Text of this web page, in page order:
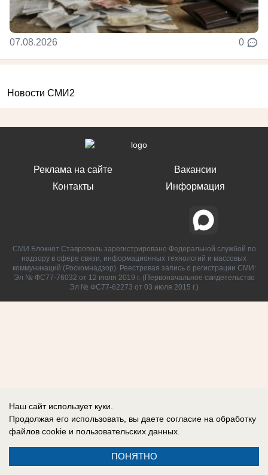
07.08.2026 0
Новости СМИ2
Реклама на сайте
Контакты
Вакансии
Информация
СМИ Блокнот Ставрополь зарегистрировано Федеральной службой по
надзору в сфере связи, информационных технологий и массовых
коммуникаций (Роскомнадзор). Реестровая запись о регистрации СМИ:
Эл № ФС77-76032 от 12 июля 2019 г. (Первоначальное свидетельство
Эл № ФС77-62273 от 03 июля 2015 г.)
Наш сайт использует куки.
Продолжая его использовать, вы даете согласие на обработку
файлов cookie и пользовательских данных.
ПОНЯТНО